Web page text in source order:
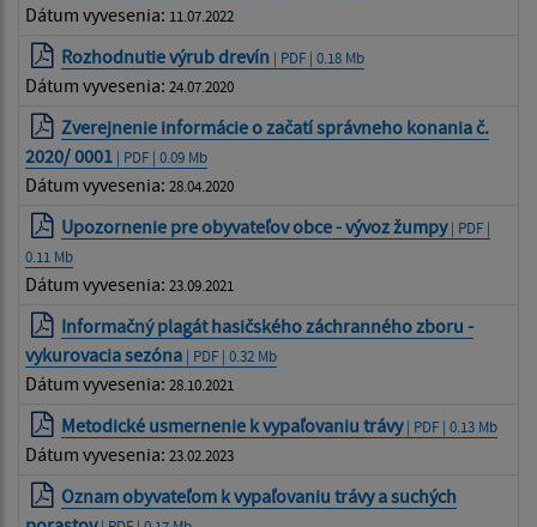
Dátum vyvesenia: 11.07.2022
Rozhodnutie výrub drevín | PDF | 0.18 Mb
Dátum vyvesenia: 24.07.2020
Zverejnenie informácie o začatí správneho konania č.
2020/ 0001 | PDF | 0.09 Mb
Dátum vyvesenia: 28.04.2020
Upozornenie pre obyvateľov obce - vývoz žumpy| PDF |
0.11 Mb
Dátum vyvesenia: 23.09.2021
Informačný plagát hasičského záchranného zboru -
vykurovacia sezóna | PDF | 0.32 Mb
Dátum vyvesenia: 28.10.2021
Metodické usmernenie k vypaľovaniu trávy| PDF | 0.13 Mb
Dátum vyvesenia: 23.02.2023
Oznam obyvateľom k vypaľovaniu trávy a suchých